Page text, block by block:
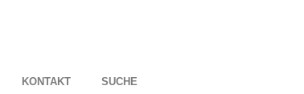
KON­TAKT SUCHE